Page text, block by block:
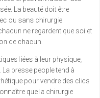
La beauté doit être
ou sans chirurgie
ne regardent que soi et
de chacun.
liées à leur physique,
presse people tend à
pour vendre des clics
que la chirurgie